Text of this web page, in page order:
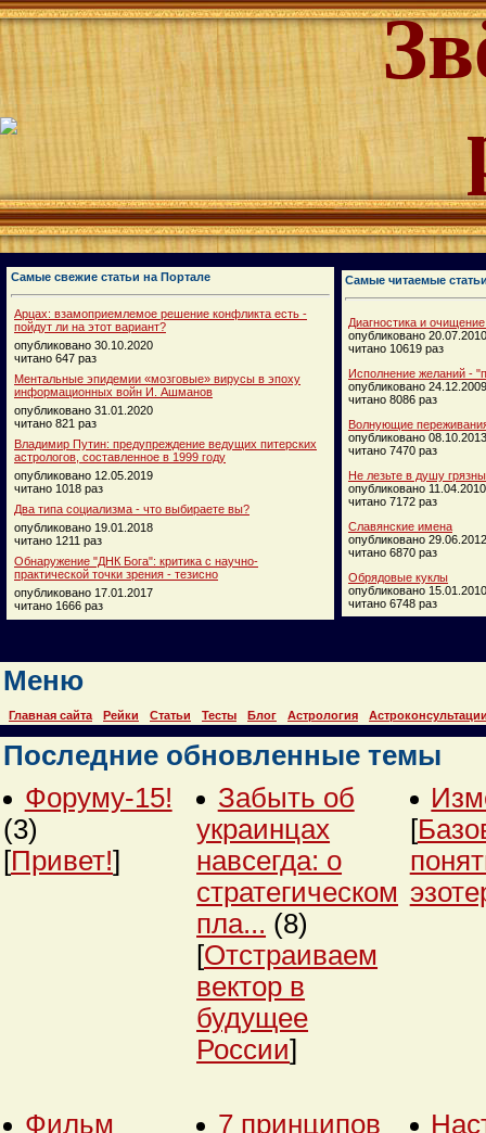
Самые свежие статьи на Портале
Арцах: взамоприемлемое решение конфликта есть -
пойдут ли на этот вариант?
опубликовано 30.10.2020
читано 647 раз
Ментальные эпидемии «мозговые» вирусы в эпоху
информационных войн И. Ашманов
опубликовано 31.01.2020
читано 821 раз
Владимир Путин: предупреждение ведущих питерских
астрологов, составленное в 1999 году
опубликовано 12.05.2019
читано 1018 раз
Два типа социализма - что выбираете вы?
опубликовано 19.01.2018
читано 1211 раз
Обнаружение "ДНК Бога": критика с научно-
практической точки зрения - тезисно
опубликовано 17.01.2017
читано 1666 раз
Самые читаемые
Диагностика и
опубликовано 20.07.2010
читано 10619 раз
Исполнение желаний -
опубликовано 24.12.2009
читано 8086 раз
Волнующие
опубликовано 08.10.2013
читано 7470 раз
Не лезьте в душу
опубликовано 11.04.2010
читано 7172 раз
Славянские имена
опубликовано 29.06.2012
читано 6870 раз
Обрядовые куклы
опубликовано 15.01.2010
читано 6748 раз
Меню
Главная сайта Рейки Статьи Тесты Блог Астрология
Последние обновленные темы
Форуму-15!
(3)
[Привет!]
Забыть об
украинцах
навсегда: о
стратегическом
пла... (8)
[Отстраиваем
вектор в
будущее
России]
[
Фильм
7 принципов